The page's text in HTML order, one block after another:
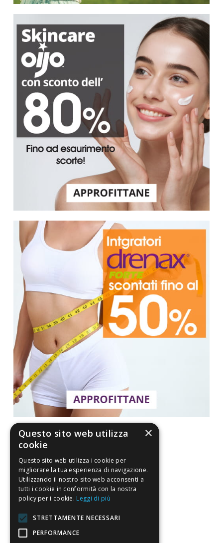
La nostra convenienza
Il risparmio che fa ambiente
Il nostro manifesto
Il blog
Perché fidarti
×
Questo sito web utilizza
cookie
Questo sito web utilizza i cookie per
migliorare la tua esperienza di navigazione.
Utilizzando il nostro sito web acconsenti a
tutti i cookie in conformità con la nostra
policy per i cookie. Leggi di più
STRETTAMENTE NECESSARI
PERFORMANCE